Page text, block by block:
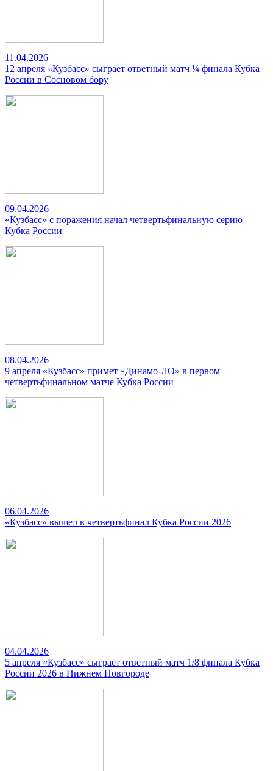
11.04.2026
12 апреля «Кузбасс» сыграет ответный матч ¼ финала Кубка
России в Сосновом бору
09.04.2026
«Кузбасс» с поражения начал четвертьфинальную серию
Кубка России
08.04.2026
9 апреля «Кузбасс» примет «Динамо-ЛО» в первом
четвертьфинальном матче Кубка России
06.04.2026
«Кузбасс» вышел в четвертьфинал Кубка России 2026
04.04.2026
5 апреля «Кузбасс» сыграет ответный матч 1/8 финала Кубка
России 2026 в Нижнем Новгороде